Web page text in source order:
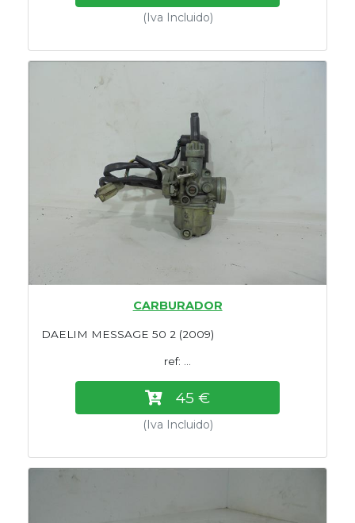
(Iva Incluido)
CARBURADOR
DAELIM MESSAGE 50 2 (2009)
ref: ...
45 €
(Iva Incluido)